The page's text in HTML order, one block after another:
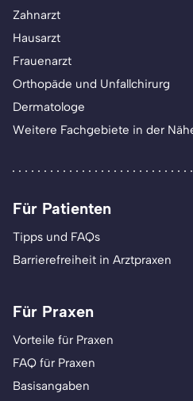
Zahnarzt
Hausarzt
Frauenarzt
Orthopäde und Unfallchirurg
Dermatologe
Weitere Fachgebiete in der
Für Patienten
Tipps und FAQs
Barrierefreiheit in Arztpraxen
Für Praxen
Vorteile für Praxen
FAQ für Praxen
Basisangaben